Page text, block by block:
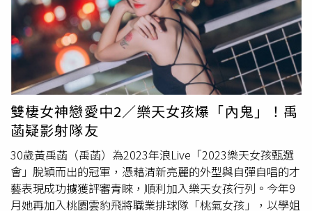
https://miyakojima.starlux-airlines.com。星宇航空表示，
希望透過《日夜之間：宮古島攝影募集》活動，邀請更多旅
客以影像重新感受飛航與目的地之間的連結，讓飛行不僅是
前往目的地的過程，更成為旅途中值得珍藏與回味的一部
分。《日夜之間：宮古島攝影募集》活動資訊活動期間：第
一階段：3月2日至4月14日；4月21日公布「優選入圍賞」/
「最終評審賞」入圍作品、「早鳥限定賞」得獎作品。第二
階段：4月21日至6月2日；6月9日公布「優選入圍賞」/
「最終評審賞」入圍作品。2026年6月30日公布「優選入圍
賞」、「星宇機迷特別賞」、「最終評審賞」得獎作品。活
動網站：https://miyakojima.starlux-airlines.com活動辦
法：於投稿期間內，準備3–5張於宮古島拍攝之照片（不限
狀況與「經濟艙症候群」有關，長時間維持坐姿造成血液循
環不良，加上身體原有不適，最終導致心臟射血功能突然中
止，出現典型心臟驟停症狀。醫師提醒，長途旅行期間久坐
不動，可能增加靜脈血栓風險。（圖／翻攝自新華社）所謂
經濟艙症候群」，醫學上多與「靜脈血栓栓塞症
（VTE）」相關，常見表現包括下肢深靜脈血栓與肺栓塞。
長時間久坐不動、飲水不足及作息紊亂，都可能增加血栓形
成風險。當血栓脫落並隨血流進入肺部，恐引發呼吸困難、
胸痛，嚴重時甚至導致休克或猝死。醫師分析，勞累與潛在
病情交互影響，是造成此次急症的重要因素。醫師提醒，春
運返程或長途旅行期間，應避免長時間維持同一姿勢，建議
每1至2小時起身活動，或在座位上進行簡單伸展運動，以促
進血液循環。同時適量補充水分，減少含酒精或高咖啡因飲
雙棲女神戀愛中2／樂天女孩爆「內鬼」！禹
菡疑影射隊友
30歲黃禹菡（禹菡）為2023年浪Live「2023樂天女孩甄選
會」脫穎而出的冠軍，憑藉清新亮麗的外型與自彈自唱的才
藝表現成功擄獲評審青睞，順利加入樂天女孩行列。今年9
月她再加入桃園雲豹飛將職業排球隊「桃氣女孩」，以學姐